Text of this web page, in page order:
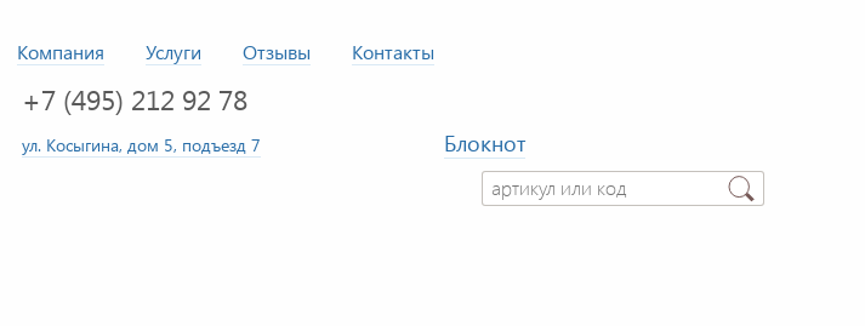
Компания Услуги Отзывы Контакты
+7 (495) 212 92 78
ул. Косыгина, дом 5, подъезд 7
Блокнот